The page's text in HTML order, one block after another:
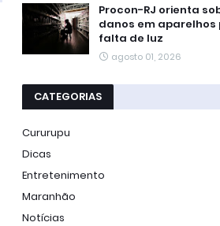
Procon-RJ orienta
danos em aparelhos
falta de luz
agosto 01, 2026
CATEGORIAS
Cururupu
Dicas
Entretenimento
Maranhão
Notícias